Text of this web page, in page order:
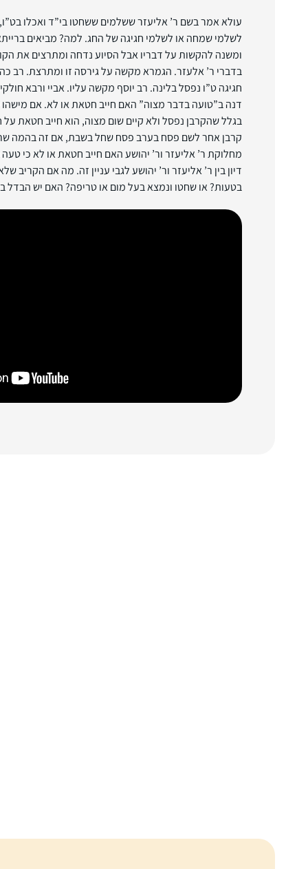
עולא אמר בשם ר’ אליעזר ששלמים ששחטו בי”ד ואכלו בט”ו,
לשלמי שמחה או לשלמי חגיגה של החג. למה? מביאים
ומשנה להקשות על דבריו אבל הסיוע נדחה ומתרצים את
בדברי ר’ אלעזר. הגמרא מקשה על גירסה זו ומתרצת. רב
חגיגה ט”ו נפסל בלינה. רב יוסף מקשה עליו. אביי ורבא
דנה ב”טועה בדבר מצוה” האם חייב חטאת או לא. אם
בגלל שהקרבן נפסל ולא קיים שום מצוה, הוא חייב חטאת
קרבן אחר לשם פסח בערב פסח שחל בשבת, אם זה בהמה
מחלוקת ר’ אליעזר ור’ יהושע האם חייב חטאת או לא כי
דיון בין ר’ אליעזר ור’ יהושע לגבי עניין זה. מה אם הקריב
בטעות? או שחטו ונמצא בעל מום או טריפה? האם יש הבדל